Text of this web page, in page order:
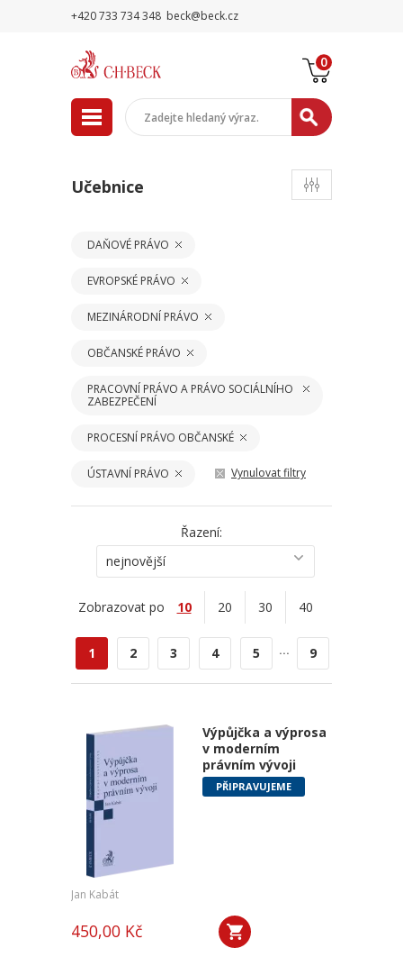
+420 733 734 348 beck@beck.cz
0
Učebnice
DAŇOVÉ PRÁVO
EVROPSKÉ PRÁVO
MEZINÁRODNÍ PRÁVO
OBČANSKÉ PRÁVO
PRACOVNÍ PRÁVO A PRÁVO SOCIÁLNÍHO
ZABEZPEČENÍ
PROCESNÍ PRÁVO OBČANSKÉ
ÚSTAVNÍ PRÁVO Vynulovat filtry
Řazení:
nejnovější
Zobrazovat po 10 20 30 40
1 2 3 4 5 ... 9
Výpůjčka a výprosa
v moderním
právním vývoji
PŘIPRAVUJEME
Jan Kabát
450,00 Kč